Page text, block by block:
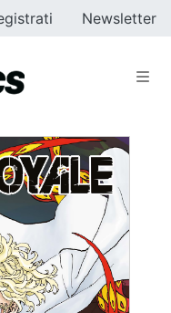
Newsletter